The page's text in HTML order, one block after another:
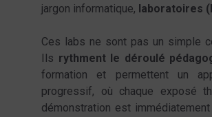
jargon informatique, laboratoires
Ces labs ne sont pas un simple
Ils rythment le déroulé
formation et permettent un
progressif, où chaque exposé
démonstration est immédiatement